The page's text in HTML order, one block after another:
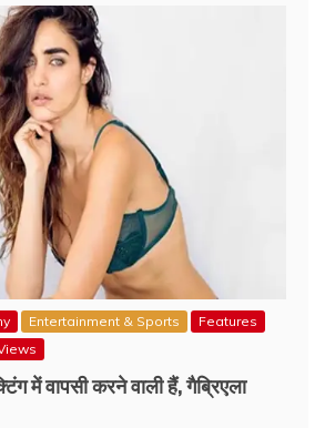
Entertainment & Sports
Features
में वापसी करने वाली हैं, गैब्रिएला